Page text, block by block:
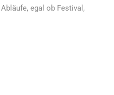
egal ob Festival,